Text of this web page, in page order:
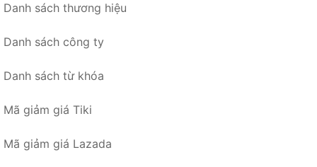
Danh sách thương hiệu
Danh sách công ty
Danh sách từ khóa
Mã giảm giá Tiki
Mã giảm giá Lazada